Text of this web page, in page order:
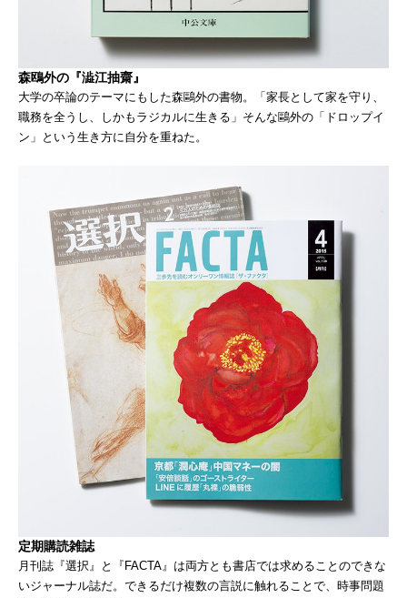
森鴎外の『澁江抽齋』
大学の卒論のテーマにもした森鷗外の書物。「家長として家を守り、
職務を全うし、しかもラジカルに生きる」そんな鷗外の「ドロップイ
ン」という生き方に自分を重ねた。
定期購読雑誌
月刊誌『選択』と『FACTA』は両方とも書店では求めることのできな
いジャーナル誌だ。できるだけ複数の言説に触れることで、時事問題